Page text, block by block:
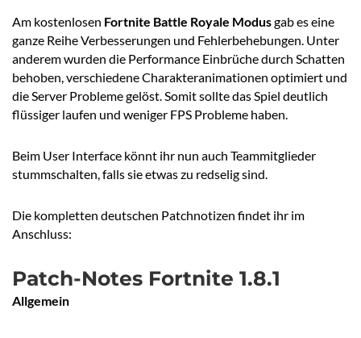
Am kostenlosen Fortnite Battle Royale Modusgab es eine
ganze Reihe Verbesserungen und Fehlerbehebungen. Unter
anderem wurden die Performance Einbrüche durch Schatten
behoben, verschiedene Charakteranimationen optimiert und
die Server Probleme gelöst. Somit sollte das Spiel deutlich
flüssiger laufen und weniger FPS Probleme haben.
Beim User Interface könnt ihr nun auch Teammitglieder
stummschalten, falls sie etwas zu redselig sind.
Die kompletten deutschen Patchnotizen findet ihr im
Anschluss:
Patch-Notes Fortnite 1.8.1
Allgemein